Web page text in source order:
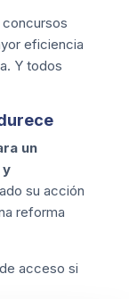
eficiencia
Y todos
un
y
su acción
reforma
acceso si